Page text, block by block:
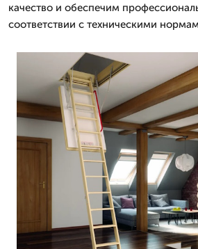
качество и обеспечим
соответствии с техническими